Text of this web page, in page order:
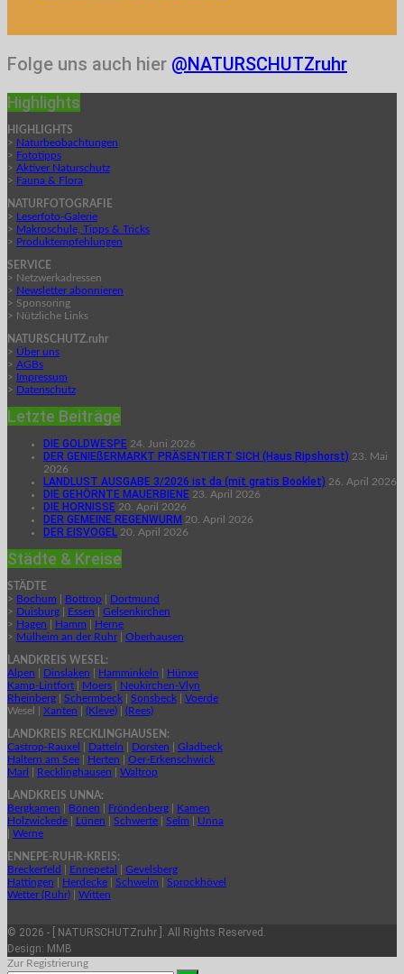
Folge uns auch hier @NATURSCHUTZruhr
Highlights
HIGHLIGHTS
> Naturbeobachtungen
> Fototipps
> Aktiver Naturschutz
> Fauna & Flora
NATURFOTOGRAFIE
> Leserfoto-Galerie
> Makroschule, Tipps & Tricks
> Produktempfehlungen
SERVICE
> Netzwerkadressen
> Newsletter abonnieren
> Sponsoring
> Nützliche Links
NATURSCHUTZ.ruhr
> Über uns
> AGBs
> Impressum
> Datenschutz
Letzte Beiträge
DIE GOLDWESPE 24. Juni 2026
DER GENIEßERMARKT PRÄSENTIERT SICH (Haus Ripshorst) 23. Mai
2026
LANDLUST AUSGABE 3/2026 ist da (mit gratis Booklet) 26. April 2026
DIE GEHÖRNTE MAUERBIENE 23. April 2026
DIE HORNISSE 20. April 2026
DER GEMEINE REGENWURM 20. April 2026
DER EISVOGEL 20. April 2026
Städte & Kreise
STÄDTE
> Bochum Bottrop
Dortmund
> Duisburg Essen
Gelsenkirchen
> Hagen Hamm
Herne
> Mülheim an der Ruhr| Oberhausen
LANDKREIS WESEL:
Alpen
Dinslaken Hamminkeln
Hünxe
Kamp-Lintfort
Moers
Neukirchen-Vlyn
Rheinberg
Schermbeck Sonsbeck
Voerde
Wesel | Xanten (Kleve) (Rees)
LANDKREIS RECKLINGHAUSEN:
Castrop-Rauxel
Datteln Dorsten
Gladbeck
Haltern am See
Herten
Oer-Erkenschwick
Marl
Recklinghausen Waltrop
LANDKREIS UNNA:
Bergkamen
Bönen Fröndenberg
Kamen
Holzwickede
Lünen Schwerte Selm
Unna
Werne
ENNEPE-RUHR-KREIS:
Breckerfeld
Ennepetal
Gevelsberg
Hattingen
Herdecke Schwelm
Sprockhövel
Wetter (Ruhr)
Witten
© 2026 - [ NATURSCHUTZruhr ]. All Rights Reserved.
Design: MMB
Zur Registrierung